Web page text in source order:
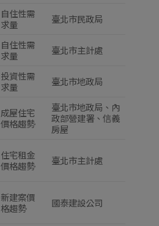
自住性需
求量
臺北市民政局
自住性需
求量
臺北市主計處
投資性需
求量
臺北市地政局
成屋住宅
價格趨勢
臺北市地政局、內
政部營建署、信義
房屋
住宅租金
價格趨勢
臺北市主計處
新建案價
格趨勢
國泰建設公司